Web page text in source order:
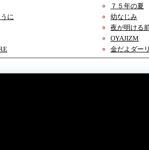
に
７５年の夏
幼なじみ
夜が明ける
OYAJIZM
金だよダー